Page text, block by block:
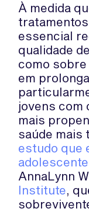
À medida
essencial
qualidade
como
em
jovens com
mais
saúde mais
estudo que
AnnaLynn
Institute,